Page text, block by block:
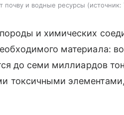
почву и водные ресурсы источник:
и химических
материала:
до семи миллиардов
токсичными